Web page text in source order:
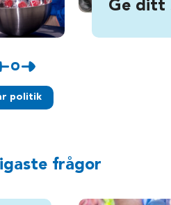
Ge ditt
politik
frågor